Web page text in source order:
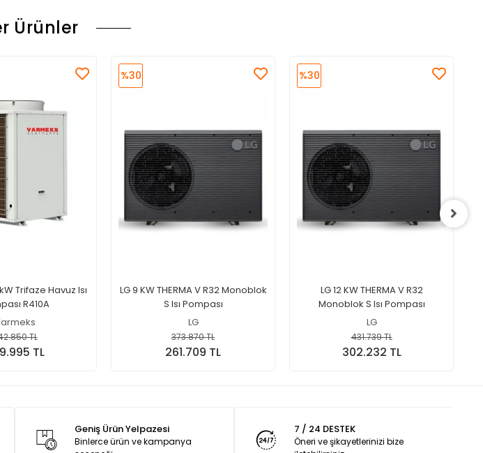
Ürünler
Trifaze Havuz Isı
R410A
TL
TL
LG 9 KW THERMA V R32 Monoblok
S Isı Pompası
LG
%30
373.870 TL
261.709 TL
LG 12 KW THERMA V R32
Monoblok S Isı Pompası
LG
%30
431.739 TL
302.232 TL
Geniş Ürün Yelpazesi
Binlerce ürün ve kampanya
7 / 24 DESTEK
Öneri ve şikayetlerinizi bize